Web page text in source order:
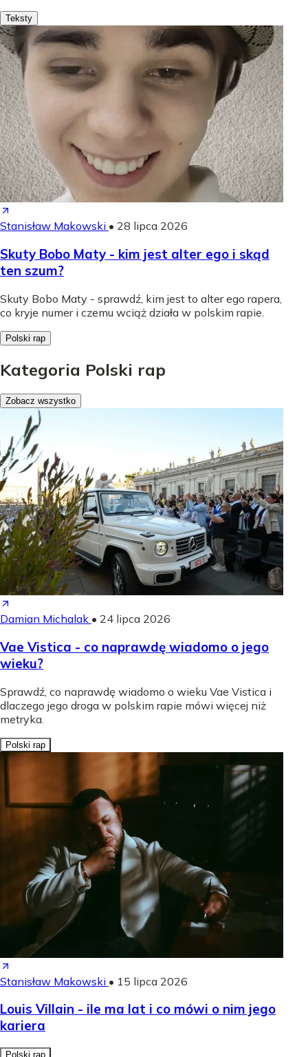
Teksty
Stanisław Makowski • 28 lipca 2026
Skuty Bobo Maty - kim jest alter ego i skąd
ten szum?
Skuty Bobo Maty - sprawdź, kim jest to alter ego rapera,
co kryje numer i czemu wciąż działa w polskim rapie.
Polski rap
Kategoria Polski rap
Zobacz wszystko
Damian Michalak • 24 lipca 2026
Vae Vistica - co naprawdę wiadomo o jego
wieku?
Sprawdź, co naprawdę wiadomo o wieku Vae Vistica i
dlaczego jego droga w polskim rapie mówi więcej niż
metryka.
Polski rap
Stanisław Makowski • 15 lipca 2026
Louis Villain - ile ma lat i co mówi o nim jego
kariera
Polski rap